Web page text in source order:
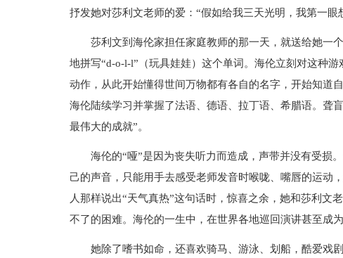
抒发她对莎利文老师的爱：“假如给我三天光明，我第一眼
莎利文到海伦家担任家庭教师的那一天，就送给她一
地拼写“d-o-l-l”（玩具娃娃）这个单词。海伦立刻对这种
动作，从此开始懂得世间万物都有各自的名字，开始知道
海伦陆续学习并掌握了法语、德语、拉丁语、希腊语。聋
最伟大的成就”。
海伦的“哑”是因为丧失听力而造成，声带并没有受损
己的声音，只能用手去感受老师发音时喉咙、嘴唇的运动
人那样说出“天气真热”这句话时，惊喜之余，她和莎利文
不了的困难。海伦的一生中，在世界各地巡回演讲甚至成
她除了嗜书如命，还喜欢骑马、游泳、划船，酷爱戏